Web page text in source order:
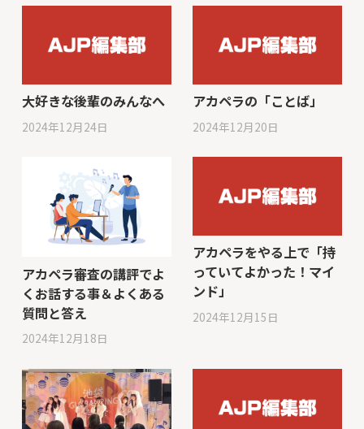
大好きな後輩のみんなへ
2024年12月24日
アカペラの「ことば」
2024年12月20日
アカペラ審査の講評でよ
くお話する事＆よくある
質問と答え
2024年12月18日
アカペラをやる上で「持
っていてよかった！マイ
ンド」
2024年12月15日